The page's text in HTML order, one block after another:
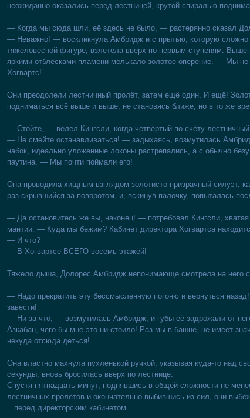
неожиданно оказались перед лестницей, крутой спиралью
— Когда мы сюда шли, её здесь не было, — растерянно сказал
— Неважно! — воскликнула Амбридж и с прытью, которую сложно
тяжеловесной фигуре, взлетела вверх по первым ступеням. Выше
яркими отблесками пламени мелькало золотое оперение. — Мы
Хогвартс!
Они преодолели лестничный пролёт, затем ещё один. И ещё!
подниматься всё выше и выше, не становясь ближе, но в то же
— Стойте, — велел Кингсли, когда четвёртый по счёту
— Не смейте останавливаться! — задыхаясь, возмутилась
набок, идеально уложенные локоны растрепались, а с обычно
паутина. — Мы почти поймали его!
Она проводила хищным взглядом золотисто-призрачный силуэт,
раз скрывшийся за поворотом, и, вскинув палочку, попыталась
— Да остановитесь же вы, наконец! — потребовал Кингсли, хватая
мантии. — Куда мы бежим? Кабинет директора Хогвартса
— И что?
— В Хогвартсе ВСЕГО восемь этажей!
Тяжело дыша, Долорес Амбридж непонимающе смотрела на него
— Надо прекратить эту бессмысленную погоню и вернуться
завести!
— Ни за что, — возмутилась Амбридж, и губы её задрожали от
Азкабан, чего бы мне это ни стоило! Раз мы в башне, не имеет
некуда отсюда деться!
Она властно махнула пухленькой ручкой, указывая куда-то над
секунды, вновь бросилась вверх по лестнице.
Спустя пятнадцать минут, поднявшись в общей сложности не
лестничных пролётов и окончательно выбившись из сил, они
...перед директорским кабинетом.